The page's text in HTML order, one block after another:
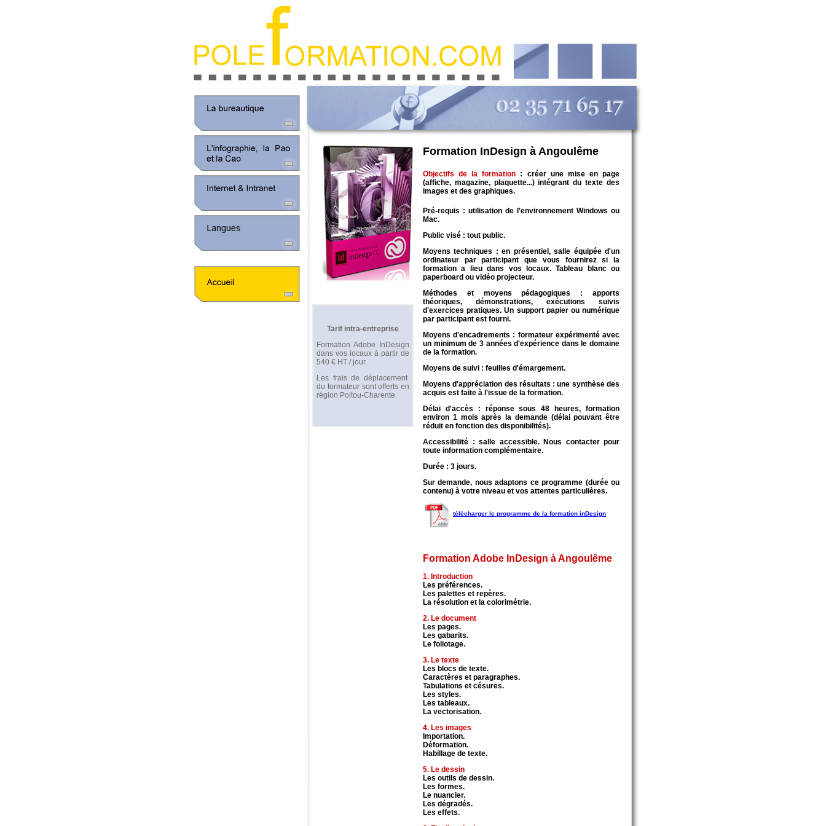
Tarif intra-entreprise
Formation Adobe InDesign
dans vos locaux à partir de
540 € HT / jour.
Les frais de déplacement
du formateur sont offerts en
région Poitou-Charente.
Formation InDesign à Angoulême
Objectifs de la formation : créer une mise en page
(affiche, magazine, plaquette...) intégrant du texte des
images et des graphiques.
Pré-requis : utilisation de l'environnement Windows ou
Mac.
Public visé : tout public.
Moyens techniques : en présentiel, salle équipée d'un
ordinateur par participant que vous fournirez si la
formation a lieu dans vos locaux. Tableau blanc ou
paperboard ou vidéo projecteur.
Méthodes et moyens pédagogiques : apports
théoriques, démonstrations, exécutions suivis
d'exercices pratiques. Un support papier ou numérique
par participant est fourni.
Moyens d'encadrements : formateur expérimenté avec
un minimum de 3 années d'expérience dans le domaine
de la formation.
Moyens de suivi : feuilles d'émargement.
Moyens d'appréciation des résultats : une synthèse des
acquis est faite à l'issue de la formation.
Délai d'accès : réponse sous 48 heures, formation
environ 1 mois après la demande (délai pouvant être
réduit en fonction des disponibilités).
Accessibilité : salle accessible. Nous contacter pour
toute information complémentaire.
Durée : 3 jours.
Sur demande, nous adaptons ce programme (durée ou
contenu) à votre niveau et vos attentes particulières.
télécharger le programme de la formation inDesign
Formation Adobe InDesign à Angoulême
1. Introduction
Les préférences.
Les palettes et repères.
La résolution et la colorimétrie.
2. Le document
Les pages.
Les gabarits.
Le foliotage.
3. Le texte
Les blocs de texte.
Caractères et paragraphes.
Tabulations et césures.
Les styles.
Les tableaux.
La vectorisation.
4. Les images
Importation.
Déformation.
Habillage de texte.
5. Le dessin
Les outils de dessin.
Les formes.
Le nuancier.
Les dégradés.
Les effets.